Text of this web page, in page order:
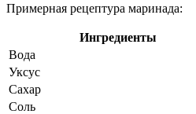
Примерная рецептура маринада:
Ингредиенты
Вода
Уксус
Сахар
Соль